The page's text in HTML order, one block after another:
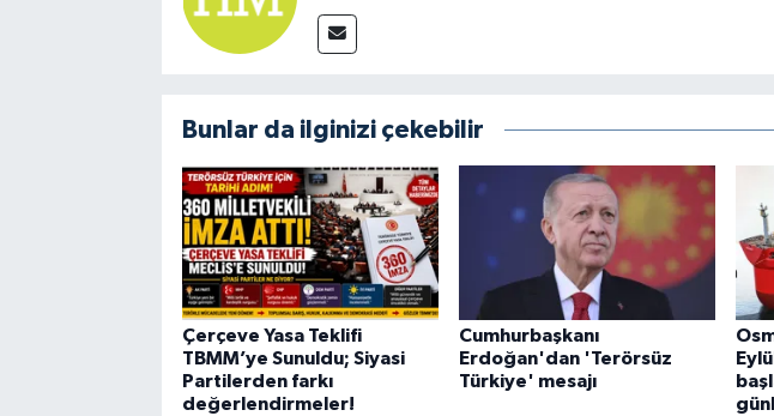
Bunlar da ilginizi çekebilir
Çerçeve Yasa Teklifi
TBMM’ye Sunuldu; Siyasi
Partilerden farkı
değerlendirmeler!
Cumhurbaşkanı
Erdoğan'dan 'Terörsüz
Türkiye' mesajı